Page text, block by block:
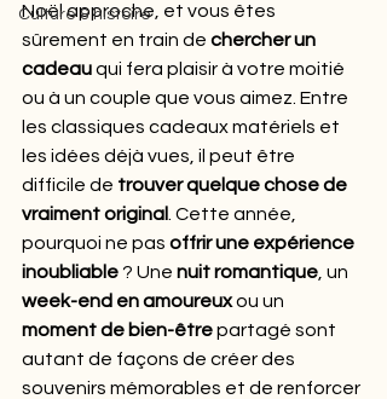
Culture & histoire
Noël approche, et vous êtes
sûrement en train de chercher un
cadeau qui fera plaisir à votre moitié
ou à un couple que vous aimez. Entre
les classiques cadeaux matériels et
les idées déjà vues, il peut être
difficile de trouver quelque chose de
vraiment original . Cette année,
pourquoi ne pas offrir une expérience
inoubliable ? Une nuit romantique , un
week-end en amoureux ou un
moment de bien-être partagé sont
autant de façons de créer des
souvenirs mémorables et de renforcer